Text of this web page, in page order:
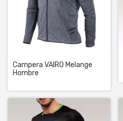
Campera VAIRO Melange
Hombre